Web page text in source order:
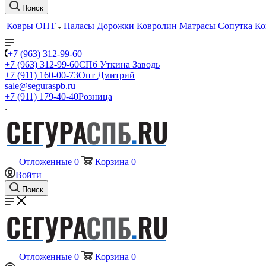
Поиск
Ковры ОПТ Паласы Дорожки Ковролин Матрасы Сопутка
+7 (963) 312-99-60
+7 (963) 312-99-60СПб Уткина Заводь
+7 (911) 160-00-73Опт Дмитрий
sale@seguraspb.ru
+7 (911) 179-40-40Розница
Отложенные 0 Корзина 0
Войти
Поиск
Отложенные 0 Корзина 0